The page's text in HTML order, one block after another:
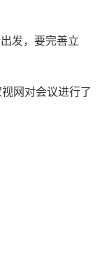
发，要完善立
网对会议进行了